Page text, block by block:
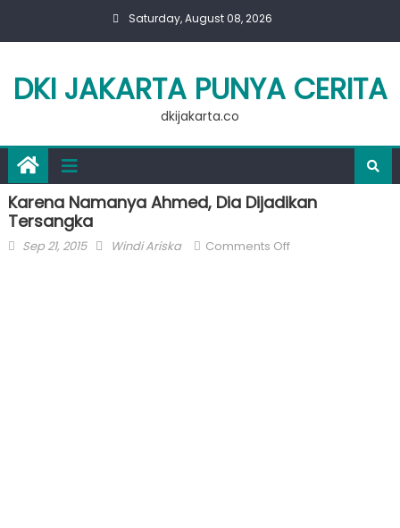
Saturday, August 08, 2026
DKI JAKARTA PUNYA CERITA
dkijakarta.co
Karena Namanya Ahmed, Dia Dijadikan
Tersangka
Posted
Sep 21, 2015 Author
Windi Ariska Comments Offon